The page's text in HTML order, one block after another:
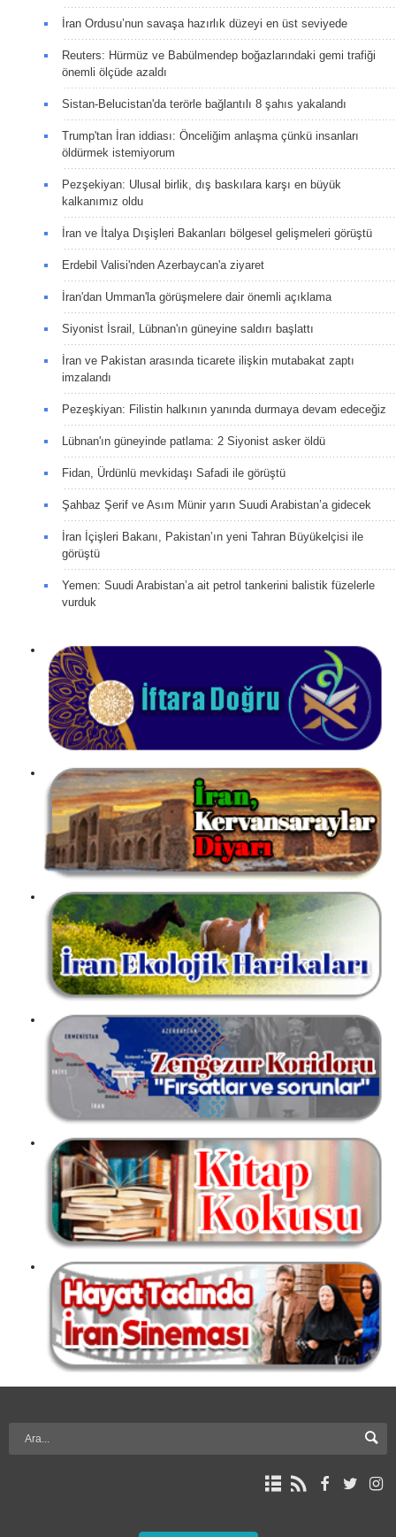
İran Ordusu’nun savaşa hazırlık düzeyi en üst seviyede
Reuters: Hürmüz ve Babülmendep boğazlarındaki gemi trafiği
önemli ölçüde azaldı
Sistan-Belucistan'da terörle bağlantılı 8 şahıs yakalandı
Trump'tan İran iddiası: Önceliğim anlaşma çünkü insanları
öldürmek istemiyorum
Pezşekiyan: Ulusal birlik, dış baskılara karşı en büyük
kalkanımız oldu
İran ve İtalya Dışişleri Bakanları bölgesel gelişmeleri görüştü
Erdebil Valisi'nden Azerbaycan'a ziyaret
İran'dan Umman'la görüşmelere dair önemli açıklama
Siyonist İsrail, Lübnan'ın güneyine saldırı başlattı
İran ve Pakistan arasında ticarete ilişkin mutabakat zaptı
imzalandı
Pezeşkiyan: Filistin halkının yanında durmaya devam edeceğiz
Lübnan'ın güneyinde patlama: 2 Siyonist asker öldü
Fidan, Ürdünlü mevkidaşı Safadi ile görüştü
Şahbaz Şerif ve Asım Münir yarın Suudi Arabistan’a gidecek
İran İçişleri Bakanı, Pakistan’ın yeni Tahran Büyükelçisi ile
görüştü
Yemen: Suudi Arabistan’a ait petrol tankerini balistik füzelerle
vurduk